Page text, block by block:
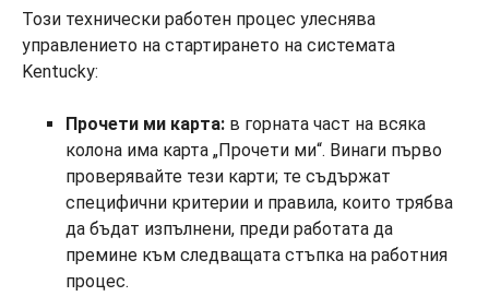
Този технически работен процес улеснява
управлението на стартирането на системата
Kentucky:
Прочети ми карта: в горната част на всяка
колона има карта „Прочети ми“. Винаги първо
проверявайте тези карти; те съдържат
специфични критерии и правила, които трябва
да бъдат изпълнени, преди работата да
премине към следващата стъпка на работния
процес.